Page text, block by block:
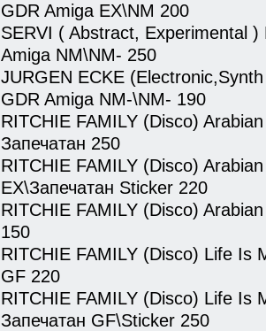
GDR Amiga EX\NM 200
SERVI ( Abstract, Experimental
Amiga NM\NM- 250
JURGEN ECKE
GDR Amiga NM-\NM- 190
RITCHIE FAMILY (Disco)
Запечатан 250
RITCHIE FAMILY (Disco)
EX\Запечатан Sticker 220
RITCHIE FAMILY (Disco)
150
RITCHIE FAMILY (Disco) Life Is
GF 220
RITCHIE FAMILY (Disco) Life Is
Запечатан GF\Sticker 250